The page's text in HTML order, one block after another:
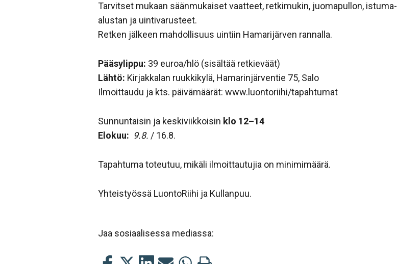
Tarvitset mukaan säänmukaiset vaatteet, retkimukin, juomapullon, istuma-
alustan ja uintivarusteet.
Retken jälkeen mahdollisuus uintiin Hamarijärven rannalla.
Pääsylippu: 39 euroa/hlö (sisältää retkieväät)
Lähtö: Kirjakkalan ruukkikylä, Hamarinjärventie 75, Salo
Ilmoittaudu ja kts. päivämäärät: www.luontoriihi/tapahtumat
Sunnuntaisin ja keskiviikkoisin klo 12–14
Elokuu: 9.8. / 16.8.
Tapahtuma toteutuu, mikäli ilmoittautujia on minimimäärä.
Yhteistyössä LuontoRiihi ja Kullanpuu.
Jaa sosiaalisessa mediassa:
Jaa
Jaa
Jaa Jaa Jaa Tulosta